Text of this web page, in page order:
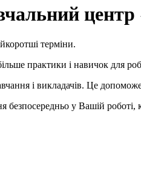
центр
терміни.
практики і навичок для
і викладачів. Це
у Вашій роботі,